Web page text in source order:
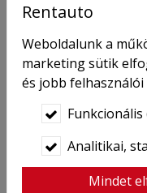
OPEL
Rentauto
Weboldalunk a
marketing sütik
és jobb
Funkcionális
Analitikai,
Mindet